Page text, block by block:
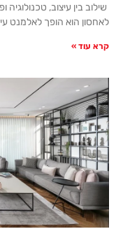
שילוב בין עיצוב,
לאחסון הוא הופך לאלמנט
קרא עוד »